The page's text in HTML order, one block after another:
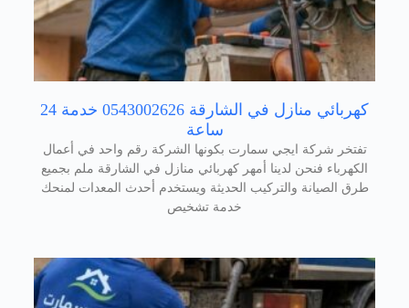
كهربائي منازل في الشارقة 0543002626 خدمة 24
ساعة
تفتخر شركة ايجي سمارت بكونها الشركة رقم واحد في أعمال
الكهرباء فنحن لدينا أمهر كهربائي منازل في الشارقة ملم بجميع
طرق الصيانة والتركيب الحديثة ويستخدم أحدث المعدات لمنحك
خدمة تشخيص